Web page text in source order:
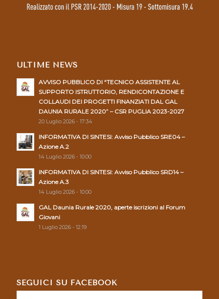
ULTIME NEWS
AVVISO PUBBLICO DI “TECNICO ASSISTENTE AL
SUPPORTO ISTRUTTORIO, RENDICONTAZIONE E
COLLAUDI DEI PROGETTI FINANZIATI DAL GAL
DAUNIA RURALE 2020” – CSR PUGLIA 2023-2027
20 Luglio 2026 - 17:34
INFORMATIVA DI SINTESI: Avviso Pubblico SRE04 –
Azione A.2
14 Luglio 2026 - 10:00
INFORMATIVA DI SINTESI: Avviso Pubblico SRD14 –
Azione A.3
14 Luglio 2026 - 10:00
GAL Daunia Rurale 2020, aperte iscrizioni al Forum
Giovani
1 Luglio 2026 - 12:19
SEGUICI SU FACEBOOK